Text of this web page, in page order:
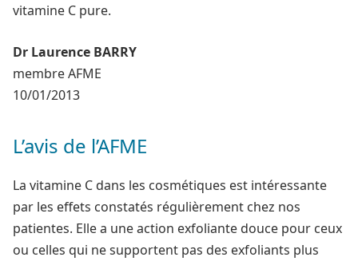
vitamine C pure.
Dr Laurence BARRY
membre AFME
10/01/2013
L’avis de l’AFME
La vitamine C dans les cosmétiques est intéressante
par les effets constatés régulièrement chez nos
patientes. Elle a une action exfoliante douce pour ceux
ou celles qui ne supportent pas des exfoliants plus